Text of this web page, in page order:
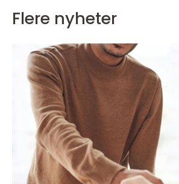
Flere nyheter